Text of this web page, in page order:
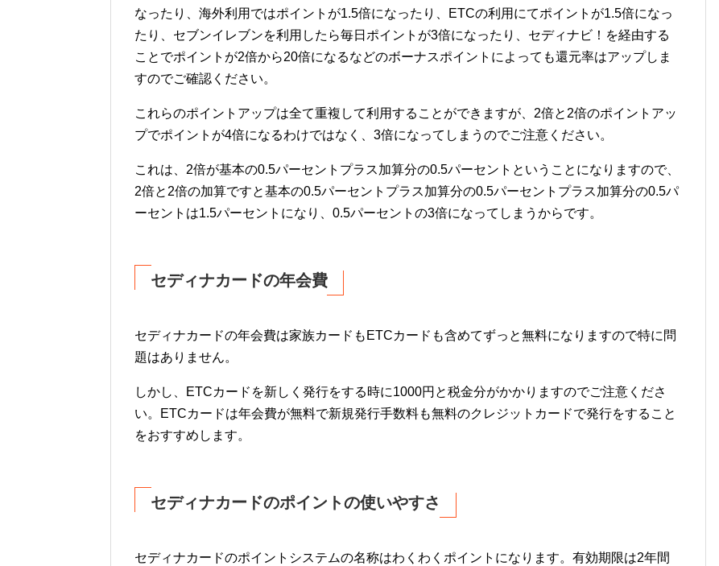
なったり、海外利用ではポイントが1.5倍になったり、ETCの利用にてポイントが1.5倍になっ
たり、セブンイレブンを利用したら毎日ポイントが3倍になったり、セディナビ！を経由する
ことでポイントが2倍から20倍になるなどのボーナスポイントによっても還元率はアップしま
すのでご確認ください。
これらのポイントアップは全て重複して利用することができますが、2倍と2倍のポイントアッ
プでポイントが4倍になるわけではなく、3倍になってしまうのでご注意ください。
これは、2倍が基本の0.5パーセントプラス加算分の0.5パーセントということになりますので、
2倍と2倍の加算ですと基本の0.5パーセントプラス加算分の0.5パーセントプラス加算分の0.5パ
ーセントは1.5パーセントになり、0.5パーセントの3倍になってしまうからです。
セディナカードの年会費
セディナカードの年会費は家族カードもETCカードも含めてずっと無料になりますので特に問
題はありません。
しかし、ETCカードを新しく発行をする時に1000円と税金分がかかりますのでご注意くださ
い。ETCカードは年会費が無料で新規発行手数料も無料のクレジットカードで発行をすること
をおすすめします。
セディナカードのポイントの使いやすさ
セディナカードのポイントシステムの名称はわくわくポイントになります。有効期限は2年間